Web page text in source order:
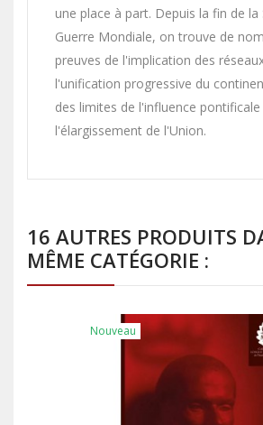
une place à part. Depuis la fin de la
Guerre Mondiale, on trouve de
preuves de l'implication des
l'unification progressive du
des limites de l'influence
l'élargissement de l'Union.
16 AUTRES PRODUITS
MÊME CATÉGORIE :
Nouveau